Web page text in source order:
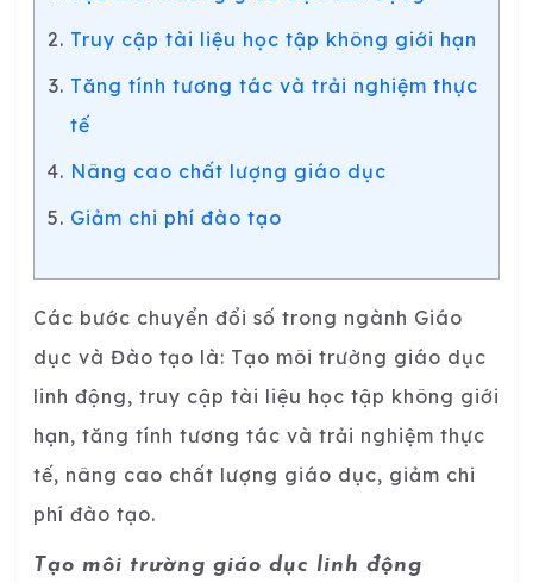
Truy cập tài liệu học tập không giới hạn
Tăng tính tương tác và trải nghiệm thực
tế
Nâng cao chất lượng giáo dục
Giảm chi phí đào tạo
Các bước chuyển đổi số trong ngành Giáo
dục và Đào tạo là: Tạo môi trường giáo dục
linh động, truy cập tài liệu học tập không giới
hạn, tăng tính tương tác và trải nghiệm thực
tế, nâng cao chất lượng giáo dục, giảm chi
phí đào tạo.
Tạo môi trường giáo dục linh động